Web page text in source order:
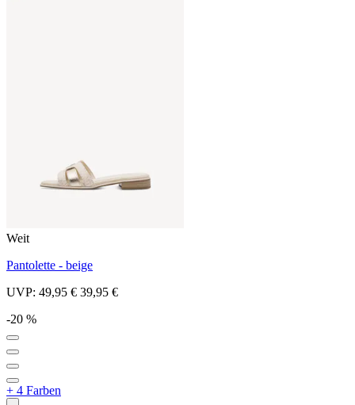
Weit
Pantolette - beige
UVP: 49,95 € 39,95 €
-20 %
+ 4 Farben